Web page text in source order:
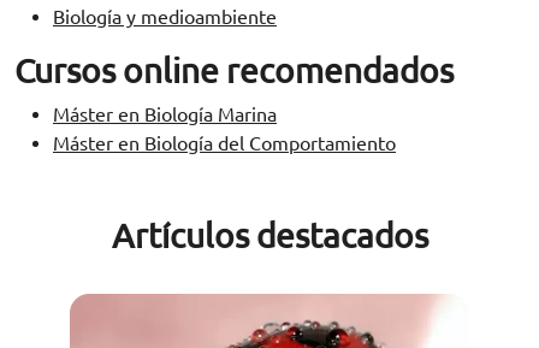
Biología y medioambiente
Cursos online recomendados
Máster en Biología Marina
Máster en Biología del Comportamiento
Artículos destacados